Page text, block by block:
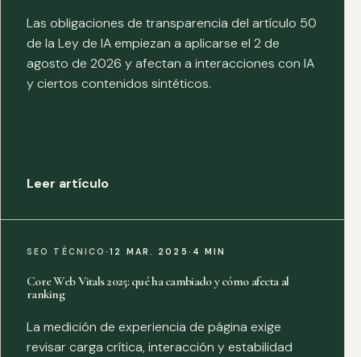
Las obligaciones de transparencia del artículo 50
de la Ley de IA empiezan a aplicarse el 2 de
agosto de 2026 y afectan a interacciones con IA
y ciertos contenidos sintéticos.
Leer artículo
SEO TÉCNICO·12 MAR. 2025 · 4 MIN
Core Web Vitals 2025: qué ha cambiado y cómo afecta al
ranking
La medición de experiencia de página exige
revisar carga crítica, interacción y estabilidad